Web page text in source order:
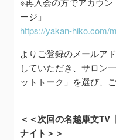
ージ」
https://yakan-hiko.com/
よりご登録のメールア
していただき、サロン
ットトーク」を選び、
＜＜次回の名越康文TV
ナイト＞＞